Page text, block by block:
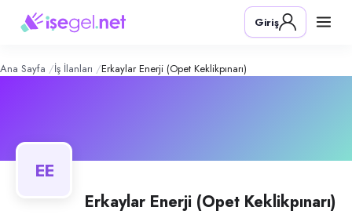
Enerji (OPET Keklikpınarı)–
Konum:
Erkaylar Enerji, Ankara Çankaya Dikmen'de OPET istasyonu
Giriş
Ana Sayfa İş İlanları Erkaylar Enerji (Opet Keklikpınarı)
EE
Erkaylar Enerji (Opet Keklikpınarı)